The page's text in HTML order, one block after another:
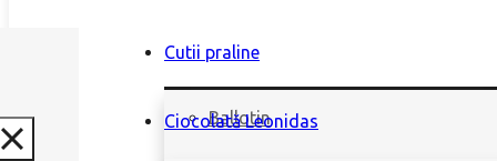
Cutii praline
Ballotin
Ciocolată Leonidas